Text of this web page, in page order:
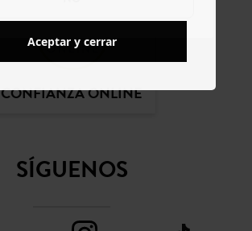
CONFIANZA ONLINE
SÍGUENOS
Aceptar y cerrar